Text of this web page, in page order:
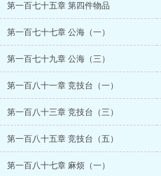
第一百七十五章 第四件物品
第一百七十七章 公海（一）
第一百七十九章 公海（三）
第一百八十一章 竞技台（一）
第一百八十三章 竞技台（三）
第一百八十五章 竞技台（五）
第一百八十七章 麻烦（一）